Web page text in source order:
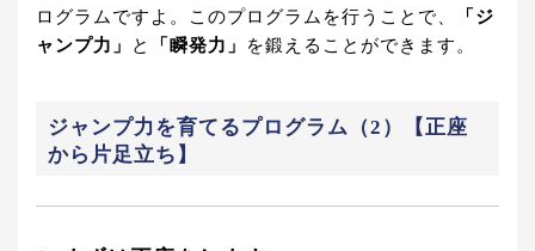
ログラムですよ。このプログラムを行うことで、
「ジ
ャンプ力」
と 「瞬発力」 を鍛えることができます。
ジャンプ力を育てるプログラム（2）【正座
から片足立ち】